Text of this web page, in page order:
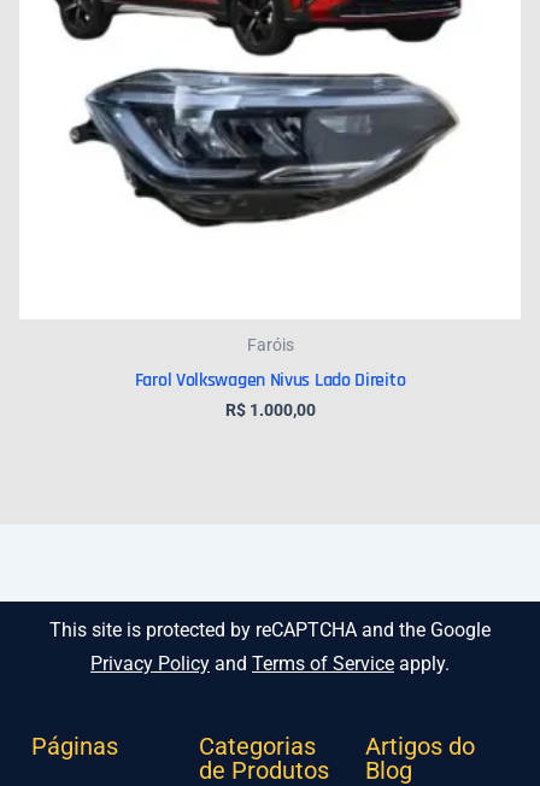
Faróis
Farol Volkswagen Nivus Lado Direito
R$1.000,00
This site is protected by reCAPTCHA and the Google
Privacy Policy and Terms of Service apply.
Páginas
Categorias
de Produtos
Artigos do
Blog